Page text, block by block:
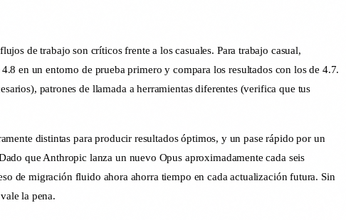
de trabajo son críticos frente a los casuales. Para trabajo casual,
en un entorno de prueba primero y compara los resultados con los de 4.7.
patrones de llamada a herramientas diferentes (verifica que tus
distintas para producir resultados óptimos, y un pase rápido por un
que Anthropic lanza un nuevo Opus aproximadamente cada seis
de migración fluido ahora ahorra tiempo en cada actualización futura. Sin
la pena.